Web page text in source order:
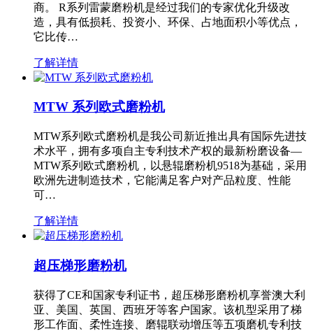
商。 R系列雷蒙磨粉机是经过我们的专家优化升级改
造，具有低损耗、投资小、环保、占地面积小等优点，
它比传…
了解详情
MTW 系列欧式磨粉机
MTW系列欧式磨粉机是我公司新近推出具有国际先进技
术水平，拥有多项自主专利技术产权的最新粉磨设备—
MTW系列欧式磨粉机，以悬辊磨粉机9518为基础，采用
欧洲先进制造技术，它能满足客户对产品粒度、性能
可…
了解详情
超压梯形磨粉机
获得了CE和国家专利证书，超压梯形磨粉机享誉澳大利
亚、美国、英国、西班牙等客户国家。该机型采用了梯
形工作面、柔性连接、磨辊联动增压等五项磨机专利技